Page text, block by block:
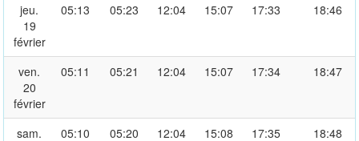
jeu.
19
février
05:13 05:23 12:04 15:07 17:33 18:46
ven.
20
février
05:11 05:21 12:04 15:07 17:34 18:47
sam.
05:10 05:20 12:04 15:08 17:35 18:48